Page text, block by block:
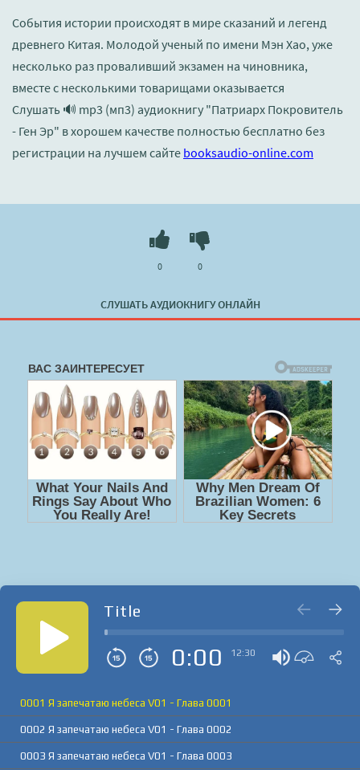
События истории происходят в мире сказаний и легенд
древнего Китая. Молодой ученый по имени Мэн Хао, уже
несколько раз проваливший экзамен на чиновника,
вместе с несколькими товарищами оказывается
Слушать 🔊 mp3 (мп3) аудиокнигу "Патриарх Покровитель
- Ген Эр" в хорошем качестве полностью бесплатно без
регистрации на лучшем сайте booksaudio-online.com
СЛУШАТЬ АУДИОКНИГУ ОНЛАЙН
0 0
Title
0:00 12:30
0001 Я запечатаю небеса V01 - Глава 0001
0002 Я запечатаю небеса V01 - Глава 0002
0003 Я запечатаю небеса V01 - Глава 0003